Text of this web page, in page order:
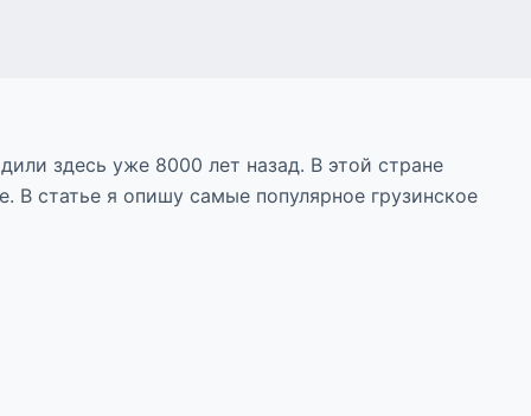
здесь уже 8000 лет назад. В этой стране
В статье я опишу самые популярное грузинское